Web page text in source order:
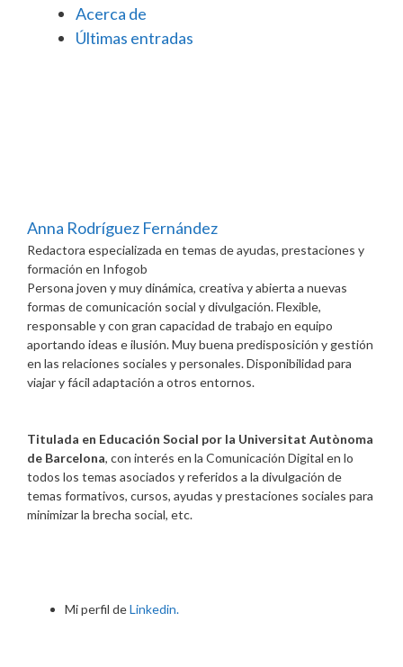
Acerca de
Últimas entradas
Anna Rodríguez Fernández
Redactora especializada en temas de ayudas, prestaciones y
formación en Infogob
Persona joven y muy dinámica, creativa y abierta a nuevas
formas de comunicación social y divulgación. Flexible,
responsable y con gran capacidad de trabajo en equipo
aportando ideas e ilusión. Muy buena predisposición y gestión
en las relaciones sociales y personales. Disponibilidad para
viajar y fácil adaptación a otros entornos.
Titulada en Educación Social por la Universitat Autònoma
de Barcelona, con interés en la Comunicación Digital en lo
todos los temas asociados y referidos a la divulgación de
temas formativos, cursos, ayudas y prestaciones sociales para
minimizar la brecha social, etc.
Mi perfil deLinkedin.